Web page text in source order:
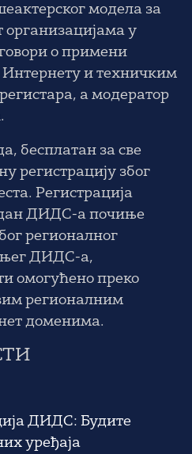
модела за
у
о примени
и техничким
а модератор
.
бесплатан за све
регистрацију због
Регистрација
дан ДИДС-а почиње
регионалног
ДИДС-а,
омогућено преко
регионалним
доменима.
ДИДС: Будите
уређаја